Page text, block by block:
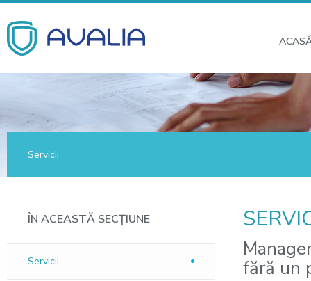
Servicii
ÎN ACEASTĂ SECȚIUNE
Servicii
fără un